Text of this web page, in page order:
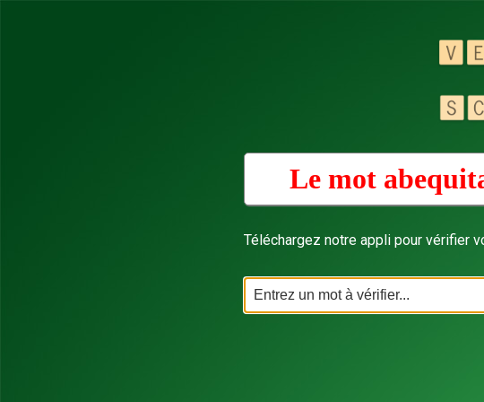
Le mot
Téléchargez notre appli pour vérifier